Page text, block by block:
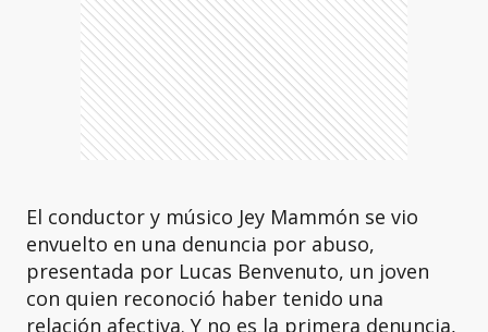
El conductor y músico Jey Mammón se vio
envuelto en una denuncia por abuso,
presentada por Lucas Benvenuto, un joven
con quien reconoció haber tenido una
relación afectiva. Y no es la primera denuncia,